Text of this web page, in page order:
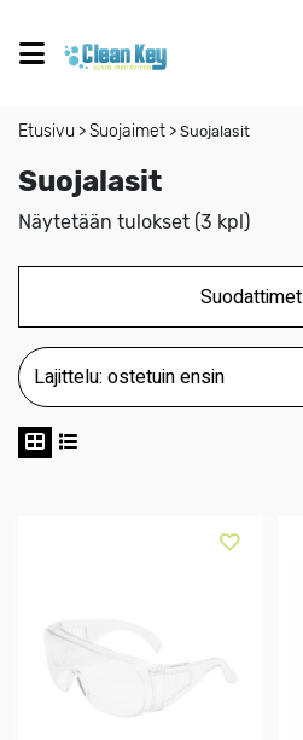
Etusivu > Suojaimet > Suojalasit
Suojalasit
Näytetään tulokset (3 kpl)
Suodattimet